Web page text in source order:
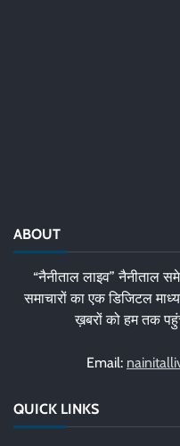
ABOUT
“नैनीताल लाइव” नैनीताल
समाचारों का एक डिजिटल
ख़बरों को हम तक
Email:
QUICK LINKS